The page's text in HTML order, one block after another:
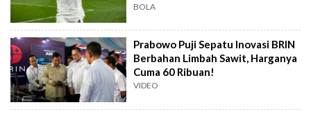
BOLA
Prabowo Puji Sepatu Inovasi BRIN
Berbahan Limbah Sawit, Harganya
Cuma 60 Ribuan!
VIDEO